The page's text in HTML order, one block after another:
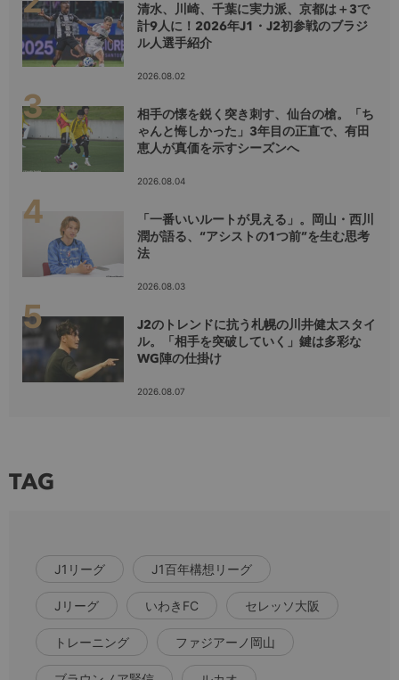
清水、川崎、千葉に実力派、京都は＋3で
計9人に！2026年J1・J2初参戦のブラジ
ル人選手紹介
2026.08.02
相手の懐を鋭く突き刺す、仙台の槍。「ち
ゃんと悔しかった」3年目の正直で、有田
恵人が真価を示すシーズンへ
2026.08.04
「一番いいルートが見える」。岡山・西川
潤が語る、“アシストの1つ前”を生む思考
法
2026.08.03
J2のトレンドに抗う札幌の川井健太スタイ
ル。「相手を突破していく」鍵は多彩な
WG陣の仕掛け
2026.08.07
TAG
J1リーグ J1百年構想リーグ
Jリーグ いわきFC セレッソ大阪
トレーニング ファジアーノ岡山